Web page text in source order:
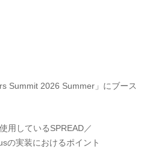
Summit 2026 Summer」にブース
用しているSPREAD／
の実装におけるポイント